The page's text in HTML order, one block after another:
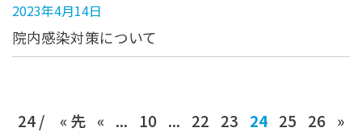
2023年4月14日
院内感染対策について
24 /
« 先 « ... 10 ... 22 23 24 25 26 »